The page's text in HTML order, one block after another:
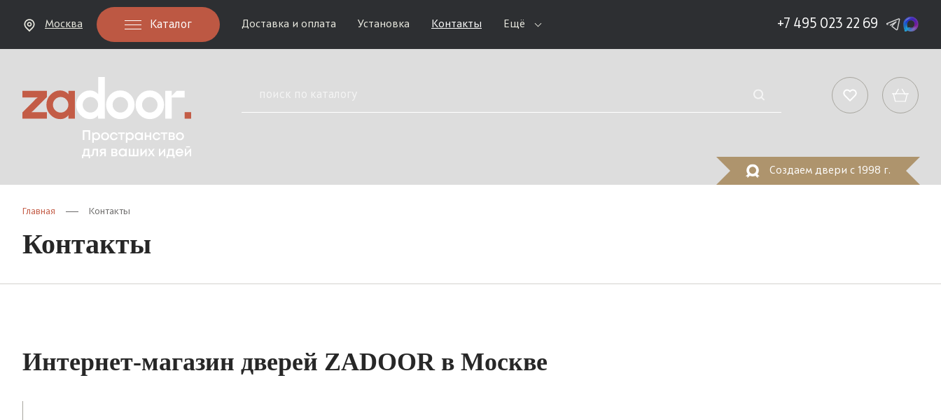
Москва Каталог Доставка и оплата Установка Контакты Ещё +7 495 023 22 69
Создаем двери с 1998 г.
Главная Контакты
Контакты
Интернет-магазин дверей ZADOOR в Москве